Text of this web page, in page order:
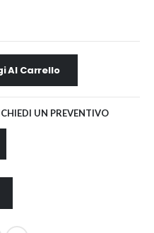
Al Carrello
UN PREVENTIVO